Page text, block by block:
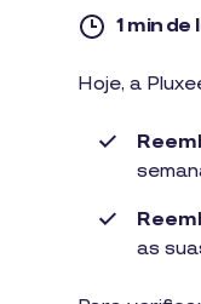
1 min de
1
min
leitura
Hoje, a
as